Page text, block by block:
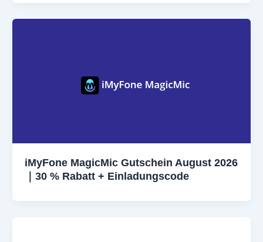
iMyFone MagicMic Gutschein August 2026
｜30 % Rabatt + Einladungscode